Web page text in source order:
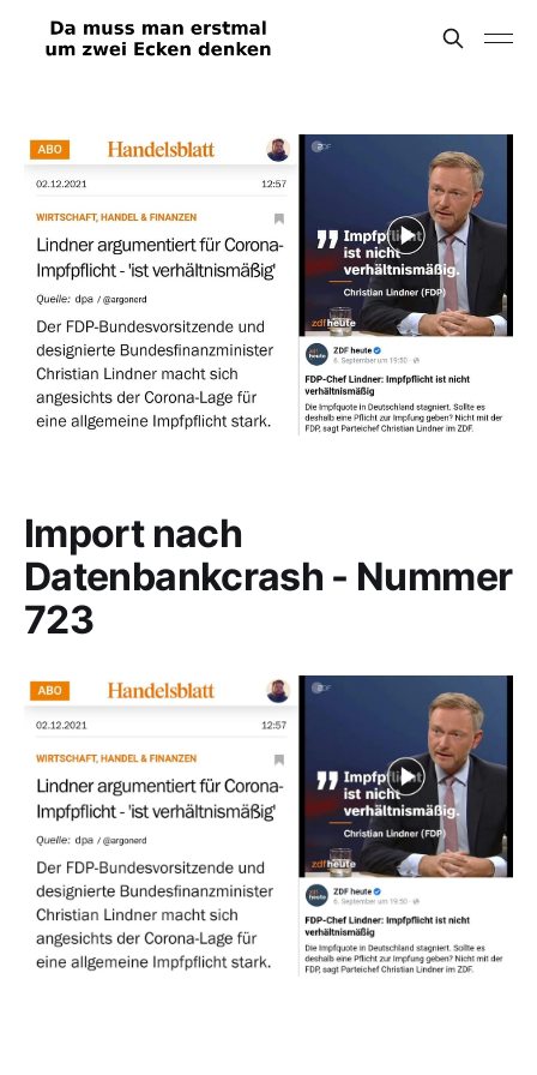
Import nach
Datenbankcrash - Nummer
723